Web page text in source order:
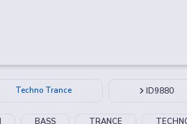
Techno Trance ID9880
BASS TRANCE